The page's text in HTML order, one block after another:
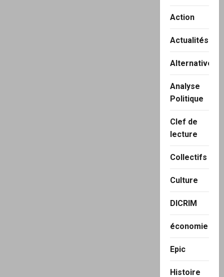
Action
Actualités
Alternatives
Analyse
Politique
Clef de
lecture
Collectifs
Culture
DICRIM
économie
Epic
Histoire